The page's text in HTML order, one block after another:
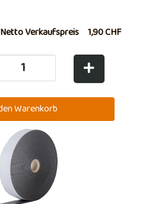
Netto Verkaufspreis 1,90 CHF